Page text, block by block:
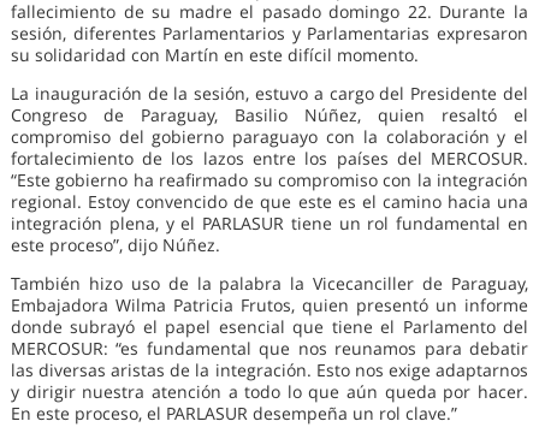
fallecimiento de su madre el pasado domingo 22. Durante la
sesión, diferentes Parlamentarios y Parlamentarias expresaron
su solidaridad con Martín en este difícil momento.
La inauguración de la sesión, estuvo a cargo del Presidente del
Congreso de Paraguay, Basilio Núñez, quien resaltó el
compromiso del gobierno paraguayo con la colaboración y el
fortalecimiento de los lazos entre los países del MERCOSUR.
“Este gobierno ha reafirmado su compromiso con la integración
regional. Estoy convencido de que este es el camino hacia una
integración plena, y el PARLASUR tiene un rol fundamental en
este proceso”, dijo Núñez.
También hizo uso de la palabra la Vicecanciller de Paraguay,
Embajadora Wilma Patricia Frutos, quien presentó un informe
donde subrayó el papel esencial que tiene el Parlamento del
MERCOSUR: “es fundamental que nos reunamos para debatir
las diversas aristas de la integración. Esto nos exige adaptarnos
y dirigir nuestra atención a todo lo que aún queda por hacer.
En este proceso, el PARLASUR desempeña un rol clave.”